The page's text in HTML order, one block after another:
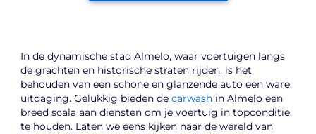
In de dynamische stad Almelo, waar voertuigen langs
de grachten en historische straten rijden, is het
behouden van een schone en glanzende auto een ware
uitdaging. Gelukkig bieden decarwash in Almelo een
breed scala aan diensten om je voertuig in topconditie
te houden. Laten we eens kijken naar de wereld van